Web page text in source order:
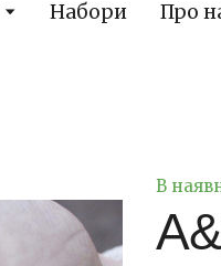
Набори Про
В